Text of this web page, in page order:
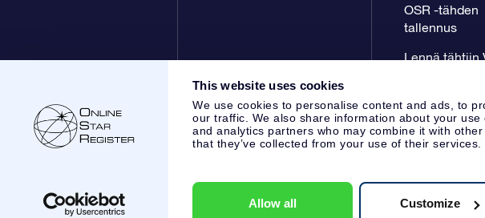
This website uses cookies
We use cookies to personalise content and ads, to
our traffic. We also share information about your
and analytics partners who may combine it with
that they’ve collected from your use of their services.
Allow all Customize
OSR -tähden
tallennus
Lennä tähtiin
Asiakaspalvelu:help@osr.org KVK: 60333553, VAT: NL 8538.62.722B01